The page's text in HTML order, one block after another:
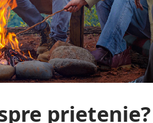
prietenie?